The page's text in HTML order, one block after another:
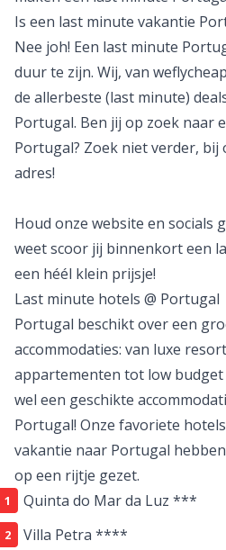
Is een last minute vakantie
Nee joh! Een
last minute
duur te zijn. Wij, van
de allerbeste (last minute)
Portugal. Ben jij op zoek naar
Portugal? Zoek niet verder, bij
Houd onze website en socials
weet scoor jij binnenkort een
een héél klein prijsje!
Last minute hotels @ Portugal
Portugal beschikt over een
appartementen tot
low budget
wel een geschikte
Portugal! Onze favoriete
naar Portugal
op een rijtje gezet.
Quinta do Mar da Luz ***